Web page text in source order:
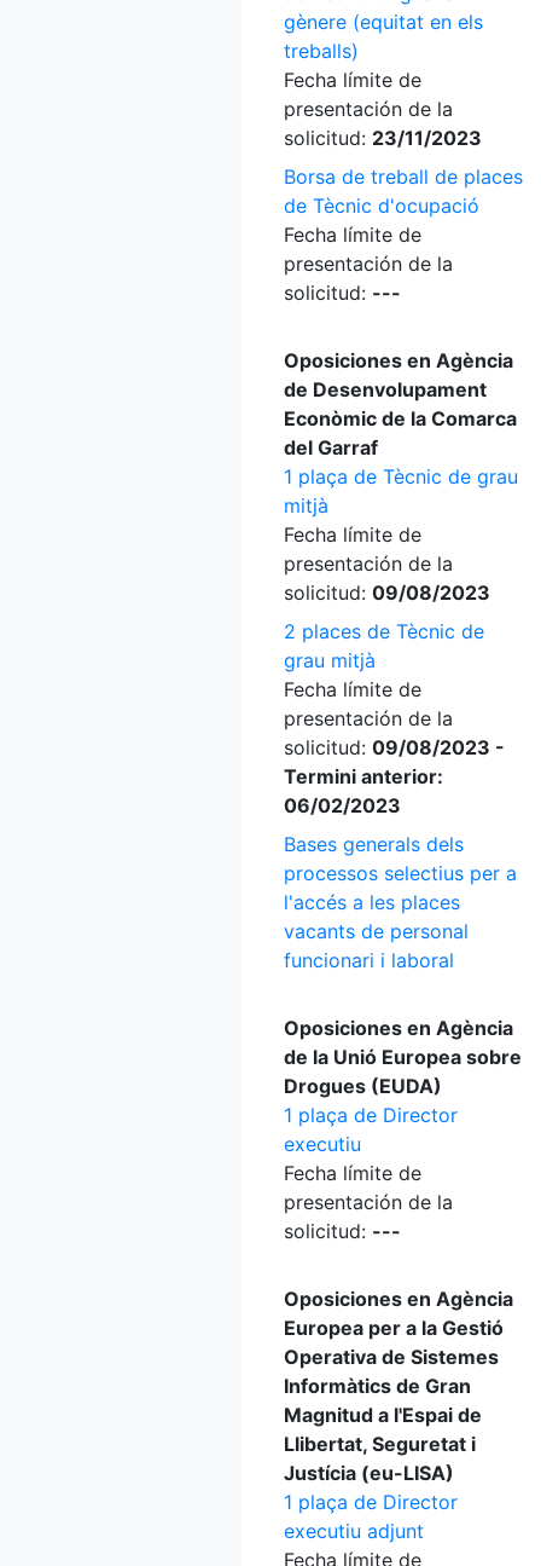
gènere (equitat en els
treballs)
Fecha límite de
presentación de la
solicitud: 23/11/2023
Borsa de treball de places
de Tècnic d'ocupació
Fecha límite de
presentación de la
solicitud: ---
Oposiciones en Agència
de Desenvolupament
Econòmic de la Comarca
del Garraf
1 plaça de Tècnic de grau
mitjà
Fecha límite de
presentación de la
solicitud: 09/08/2023
2 places de Tècnic de
grau mitjà
Fecha límite de
presentación de la
solicitud: 09/08/2023 -
Termini anterior:
06/02/2023
Bases generals dels
processos selectius per a
l'accés a les places
vacants de personal
funcionari i laboral
Oposiciones en Agència
de la Unió Europea sobre
Drogues (EUDA)
1 plaça de Director
executiu
Fecha límite de
presentación de la
solicitud: ---
Oposiciones en Agència
Europea per a la Gestió
Operativa de Sistemes
Informàtics de Gran
Magnitud a l'Espai de
Llibertat, Seguretat i
Justícia (eu-LISA)
1 plaça de Director
executiu adjunt
Fecha límite de